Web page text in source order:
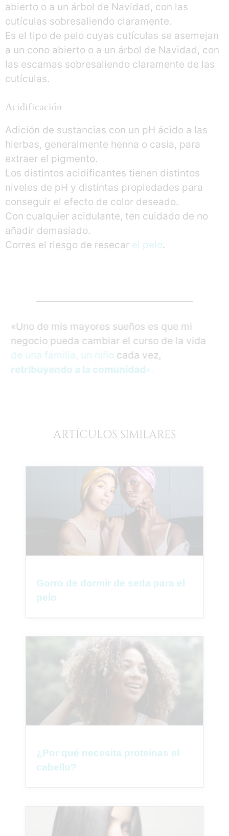
abierto o a un árbol de Navidad, con las
cutículas sobresaliendo claramente.
Es el tipo de pelo cuyas cutículas se asemejan
a un cono abierto o a un árbol de Navidad, con
las escamas sobresaliendo claramente de las
cutículas.
Acidificación
Adición de sustancias con un pH ácido a las
hierbas, generalmente henna o casia, para
extraer el pigmento.
Los distintos acidificantes tienen distintos
niveles de pH y distintas propiedades para
conseguir el efecto de color deseado.
Con cualquier acidulante, ten cuidado de no
añadir demasiado.
Corres el riesgo de resecar el pelo.
«Uno de mis mayores sueños es que mi
negocio pueda cambiar el curso de la vida
de una familia, un niño cada vez,
retribuyendo a la comunidad «.
ARTÍCULOS SIMILARES
Gorro de dormir de seda para el
pelo
¿Por qué necesita proteínas el
cabello?
Parlez à une infirmière 👩🏽‍⚕️
Open